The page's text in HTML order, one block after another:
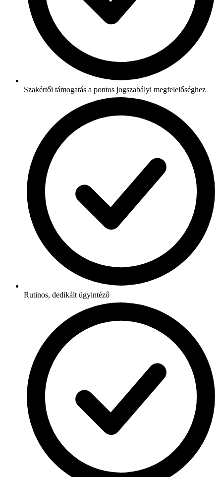
Szakértői támogatás a pontos jogszabályi megfelelőséghez
Rutinos, dedikált ügyintéző